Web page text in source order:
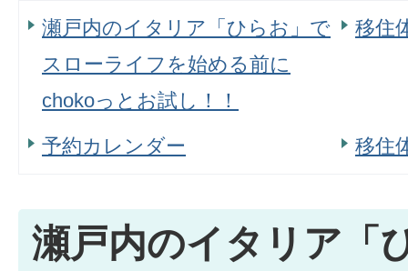
瀬戸内のイタリア「ひらお」で
スローライフを始める前に
chokoっとお試し！！
移住
予約カレンダー 移住
瀬戸内のイタリア「